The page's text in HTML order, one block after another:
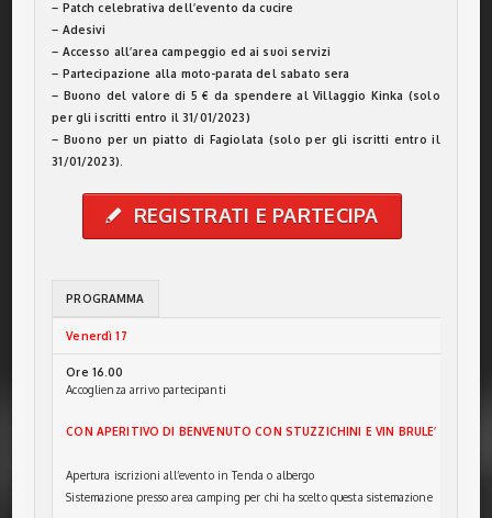
– Patch celebrativa dell’evento da cucire
– Adesivi
– Accesso all’area campeggio ed ai suoi servizi
– Partecipazione alla moto-parata del sabato sera
– Buono del valore di 5 € da spendere al Villaggio Kinka (solo
per gli iscritti entro il 31/01/2023)
– Buono per un piatto di Fagiolata (solo per gli iscritti entro il
31/01/2023).
✎ REGISTRATI E PARTECIPA
PROGRAMMA
Venerdì 17
Ore 16.00
Accoglienza arrivo partecipanti
CON APERITIVO DI BENVENUTO CON STUZZICHINI E VIN BRULE’
Apertura iscrizioni all’evento in Tenda o albergo
Sistemazione presso area camping per chi ha scelto questa sistemazione